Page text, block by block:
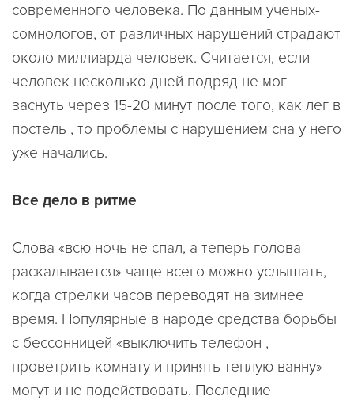
современного человека. По данным ученых-
сомнологов, от различных нарушений страдают
около миллиарда человек. Считается, если
человек несколько дней подряд не мог
заснуть через 15-20 минут после того, как лег в
постель , то проблемы с нарушением сна у него
уже начались.
Все дело в ритме
Слова «всю ночь не спал, а теперь голова
раскалывается» чаще всего можно услышать,
когда стрелки часов переводят на зимнее
время. Популярные в народе средства борьбы
с бессонницей «выключить телефон ,
проветрить комнату и принять теплую ванну»
могут и не подействовать. Последние